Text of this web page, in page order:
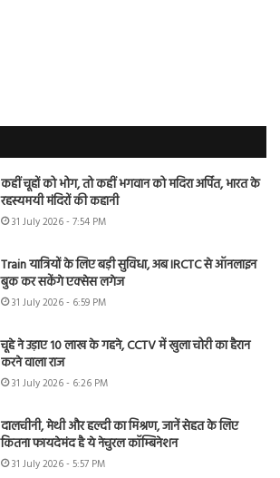
कहीं चूहों को भोग, तो कहीं भगवान को मदिरा अर्पित, भारत के
रहस्यमयी मंदिरों की कहानी
31 July 2026 - 7:54 PM
Train यात्रियों के लिए बड़ी सुविधा, अब IRCTC से ऑनलाइन
बुक कर सकेंगे एक्सेस लगेज
31 July 2026 - 6:59 PM
चूहे ने उड़ाए 10 लाख के गहने, CCTV में खुला चोरी का हैरान
करने वाला राज
31 July 2026 - 6:26 PM
दालचीनी, मेथी और हल्दी का मिश्रण, जानें सेहत के लिए
कितना फायदेमंद है ये नेचुरल कॉम्बिनेशन
31 July 2026 - 5:57 PM